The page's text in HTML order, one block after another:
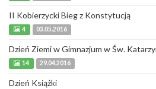
II Kobierzycki Bieg z Konstytucją
4 03.05.2016
Dzień Ziemi w Gimnazjum w Św.
14 29.04.2016
Dzień Książki